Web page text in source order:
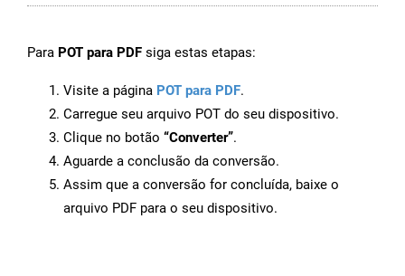
Para POT para PDF siga estas etapas:
Visite a página POT para PDF.
Carregue seu arquivo POT do seu dispositivo.
Clique no botão “Converter”.
Aguarde a conclusão da conversão.
Assim que a conversão for concluída, baixe o
arquivo PDF para o seu dispositivo.